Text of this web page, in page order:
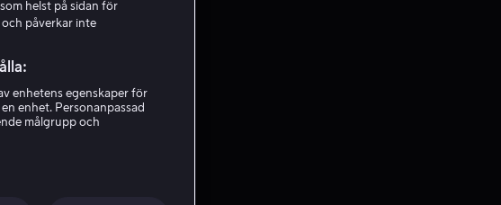
helst på sidan för
och påverkar inte
enhetens egenskaper för
enhet. Personanpassad
målgrupp och